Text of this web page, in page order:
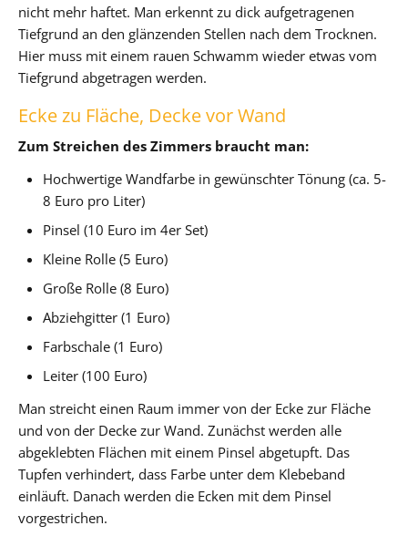
nicht mehr haftet. Man erkennt zu dick aufgetragenen
Tiefgrund an den glänzenden Stellen nach dem Trocknen.
Hier muss mit einem rauen Schwamm wieder etwas vom
Tiefgrund abgetragen werden.
Ecke zu Fläche, Decke vor Wand
Zum Streichen des Zimmers braucht man:
Hochwertige Wandfarbe in gewünschter Tönung (ca. 5-
8 Euro pro Liter)
Pinsel (10 Euro im 4er Set)
Kleine Rolle (5 Euro)
Große Rolle (8 Euro)
Abziehgitter (1 Euro)
Farbschale (1 Euro)
Leiter (100 Euro)
Man streicht einen Raum immer von der Ecke zur Fläche
und von der Decke zur Wand. Zunächst werden alle
abgeklebten Flächen mit einem Pinsel abgetupft. Das
Tupfen verhindert, dass Farbe unter dem Klebeband
einläuft. Danach werden die Ecken mit dem Pinsel
vorgestrichen.